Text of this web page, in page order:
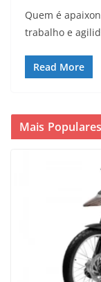
Quem é
trabalho e
Read More
Mais Populares